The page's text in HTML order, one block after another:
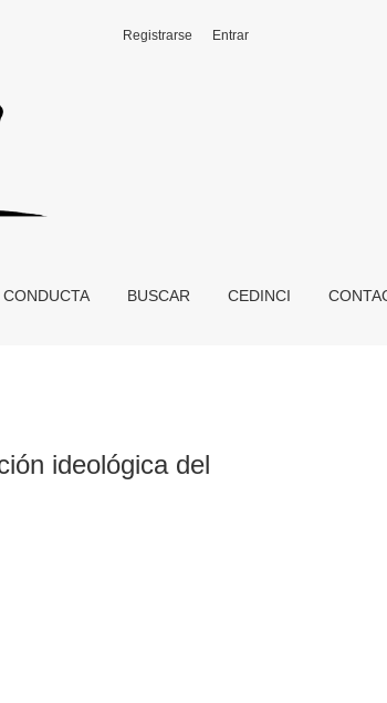
BUSCAR CEDINCI
Registrarse Entrar
ideológica del